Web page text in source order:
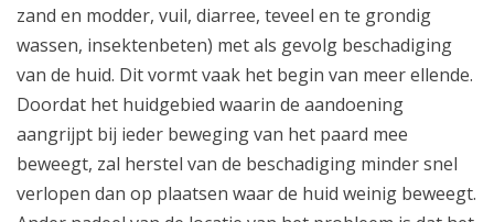
zand en modder, vuil, diarree, teveel en te grondig
wassen, insektenbeten) met als gevolg beschadiging
van de huid. Dit vormt vaak het begin van meer ellende.
Doordat het huidgebied waarin de aandoening
aangrijpt bij ieder beweging van het paard mee
beweegt, zal herstel van de beschadiging minder snel
verlopen dan op plaatsen waar de huid weinig beweegt.